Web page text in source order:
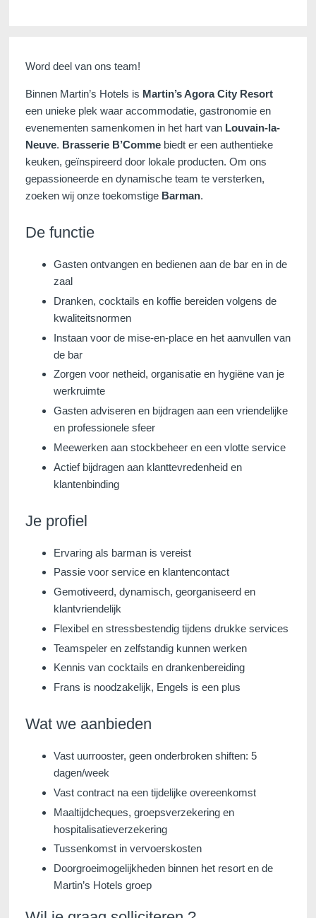
Word deel van ons team!
Binnen Martin’s Hotels is Martin’s Agora City Resort
een unieke plek waar accommodatie, gastronomie en
evenementen samenkomen in het hart van Louvain-la-
Neuve. Brasserie B’Comme biedt er een authentieke
keuken, geïnspireerd door lokale producten. Om ons
gepassioneerde en dynamische team te versterken,
zoeken wij onze toekomstige Barman.
De functie
Gasten ontvangen en bedienen aan de bar en in de
zaal
Dranken, cocktails en koffie bereiden volgens de
kwaliteitsnormen
Instaan voor de mise-en-place en het aanvullen van
de bar
Zorgen voor netheid, organisatie en hygiëne van je
werkruimte
Gasten adviseren en bijdragen aan een vriendelijke
en professionele sfeer
Meewerken aan stockbeheer en een vlotte service
Actief bijdragen aan klanttevredenheid en
klantenbinding
Je profiel
Ervaring als barman is vereist
Passie voor service en klantencontact
Gemotiveerd, dynamisch, georganiseerd en
klantvriendelijk
Flexibel en stressbestendig tijdens drukke services
Teamspeler en zelfstandig kunnen werken
Kennis van cocktails en drankenbereiding
Frans is noodzakelijk, Engels is een plus
Wat we aanbieden
Vast uurrooster, geen onderbroken shiften: 5
dagen/week
Vast contract na een tijdelijke overeenkomst
Maaltijdcheques, groepsverzekering en
hospitalisatieverzekering
Tussenkomst in vervoerskosten
Doorgroeimogelijkheden binnen het resort en de
Martin’s Hotels groep
Martin's Klooster
Mons, 4* Tubize, 4*
Voir tous nos hôtels